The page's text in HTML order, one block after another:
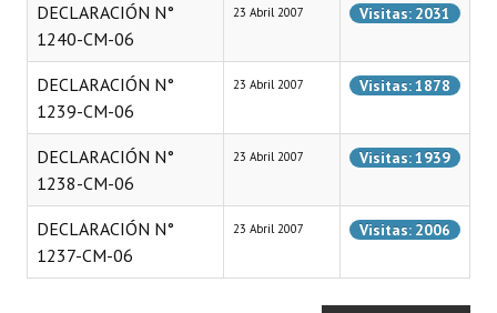
DECLARACIÓN N°
1240-CM-06
23 Abril 2007 Visitas: 2031
DECLARACIÓN N°
1239-CM-06
23 Abril 2007 Visitas: 1878
DECLARACIÓN N°
1238-CM-06
23 Abril 2007 Visitas: 1939
DECLARACIÓN N°
1237-CM-06
23 Abril 2007 Visitas: 2006